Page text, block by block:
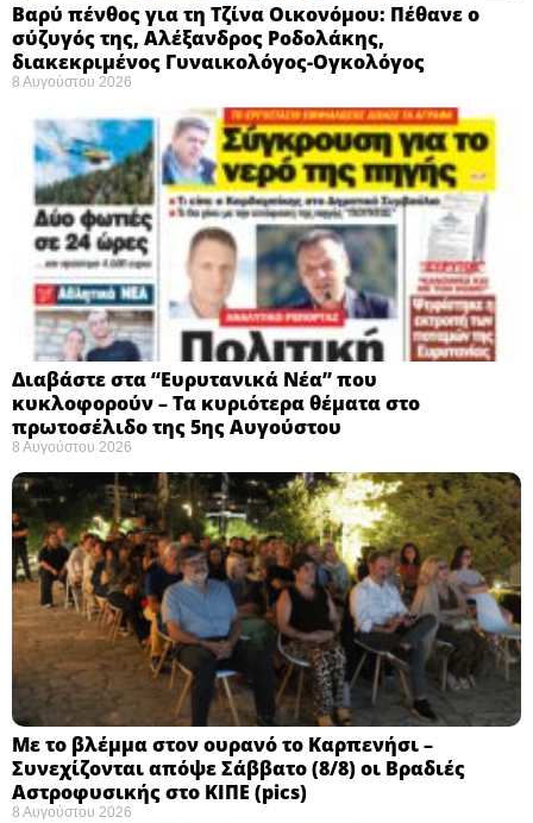
Βαρύ πένθος για τη Τζίνα Οικονόμου: Πέθανε ο
σύζυγός της, Αλέξανδρος Ροδολάκης,
διακεκριμένος Γυναικολόγος-Ογκολόγος
8 Αυγούστου 2026
Διαβάστε στα “Ευρυτανικά Νέα” που
κυκλοφορούν – Τα κυριότερα θέματα στο
πρωτοσέλιδο της 5ης Αυγούστου
8 Αυγούστου 2026
Με το βλέμμα στον ουρανό το Καρπενήσι –
Συνεχίζονται απόψε Σάββατο (8/8) οι Βραδιές
Αστροφυσικής στο ΚΙΠΕ (pics)
8 Αυγούστου 2026